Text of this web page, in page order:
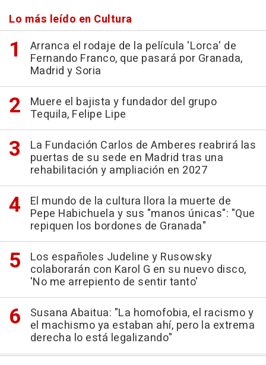
Lo más leído en Cultura
Arranca el rodaje de la película 'Lorca' de
Fernando Franco, que pasará por Granada,
Madrid y Soria
Muere el bajista y fundador del grupo
Tequila, Felipe Lipe
La Fundación Carlos de Amberes reabrirá las
puertas de su sede en Madrid tras una
rehabilitación y ampliación en 2027
El mundo de la cultura llora la muerte de
Pepe Habichuela y sus "manos únicas": "Que
repiquen los bordones de Granada"
Los españoles Judeline y Rusowsky
colaborarán con Karol G en su nuevo disco,
'No me arrepiento de sentir tanto'
Susana Abaitua: "La homofobia, el racismo y
el machismo ya estaban ahí, pero la extrema
derecha lo está legalizando"